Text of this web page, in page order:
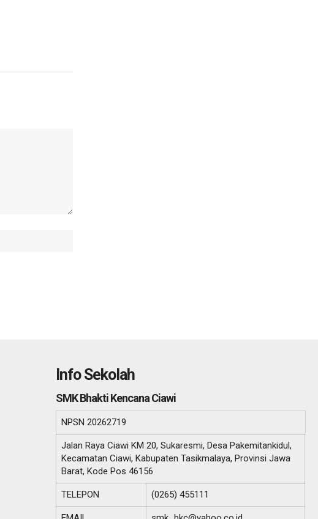
Info Sekolah
SMK Bhakti Kencana Ciawi
NPSN 20262719
Jalan Raya Ciawi KM 20, Sukaresmi, Desa Pakemitankidul,
Kecamatan Ciawi, Kabupaten Tasikmalaya, Provinsi Jawa
Barat, Kode Pos 46156
TELEPON (0265) 455111